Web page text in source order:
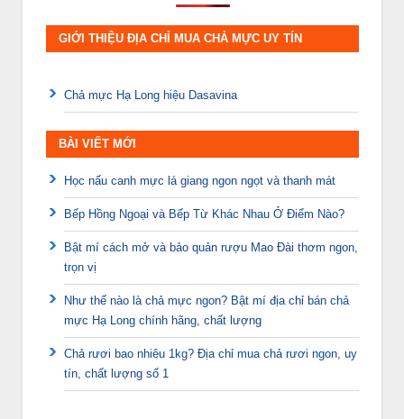
GIỚI THIỆU ĐỊA CHỈ MUA CHẢ MỰC UY TÍN
Chả mực Hạ Long hiệu Dasavina
BÀI VIẾT MỚI
Học nấu canh mực lá giang ngon ngọt và thanh mát
Bếp Hồng Ngoại và Bếp Từ Khác Nhau Ở Điểm Nào?
Bật mí cách mở và bảo quản rượu Mao Đài thơm ngon,
trọn vị
Như thế nào là chả mực ngon? Bật mí địa chỉ bán chả
mực Hạ Long chính hãng, chất lượng
Chả rươi bao nhiêu 1kg? Địa chỉ mua chả rươi ngon, uy
tín, chất lượng số 1